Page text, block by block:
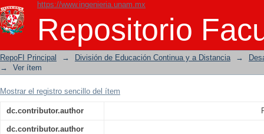
https://www.ingenieria.unam.mx
Repositorio
Control estadístico de calidad
RepoFI Principal → División de Educación Continua y a Distancia →
→
Ver ítem
Mostrar el registro sencillo del ítem
dc.contributor.author
dc.contributor.author